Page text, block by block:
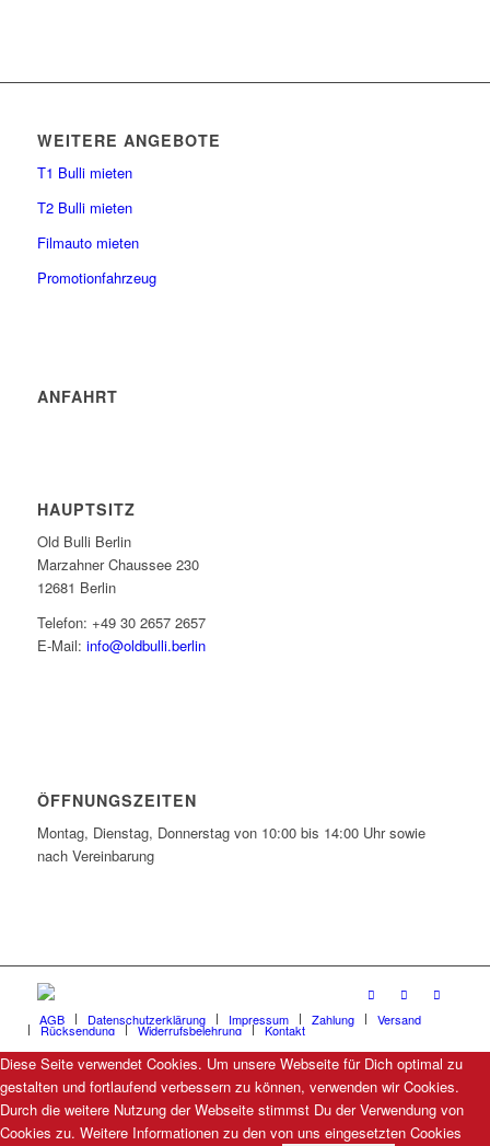
WEITERE ANGEBOTE
T1 Bulli mieten
T2 Bulli mieten
Filmauto mieten
Promotionfahrzeug
ANFAHRT
HAUPTSITZ
Old Bulli Berlin
Marzahner Chaussee 230
12681 Berlin
Telefon: +49 30 2657 2657
E-Mail: info@oldbulli.berlin
ÖFFNUNGSZEITEN
Montag, Dienstag, Donnerstag von 10:00 bis 14:00 Uhr sowie
nach Vereinbarung
AGB Datenschutzerklärung Impressum Zahlung Versand
Rücksendung Widerrufsbelehrung Kontakt
Diese Seite verwendet Cookies. Um unsere Webseite für Dich optimal zu
gestalten und fortlaufend verbessern zu können, verwenden wir Cookies.
Durch die weitere Nutzung der Webseite stimmst Du der Verwendung von
Cookies zu. Weitere Informationen zu den von uns eingesetzten Cookies